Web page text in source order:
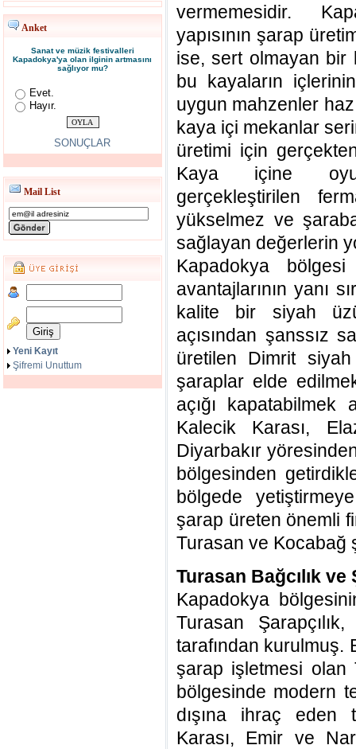
Anket
Sanat ve müzik festivalleri
Kapadokya'ya olan ilginin artmasını
sağlıyor mu?
Evet.
Hayır.
SONUÇLAR
Mail List
Yeni Kayıt
Şifremi Unuttum
vermemesidir.
yapısının şarap
ise, sert olmayan bir
bu kayaların
uygun mahzenler
kaya içi mekanlar
üretimi için
Kaya içine
gerçekleştirilen
yükselmez ve
sağlayan değerlerin
Kapadokya
avantajlarının yanı
kalite bir siyah
açısından şanssız
üretilen Dimrit
şaraplar elde
açığı kapatabilmek
Kalecik Karası,
Diyarbakır
bölgesinden
bölgede
şarap üreten önemli
Turasan ve Kocabağ
Turasan Bağcılık ve
Kapadokya
Turasan
tarafından kurulmuş.
şarap işletmesi olan
bölgesinde modern
dışına ihraç eden
Karası, Emir ve